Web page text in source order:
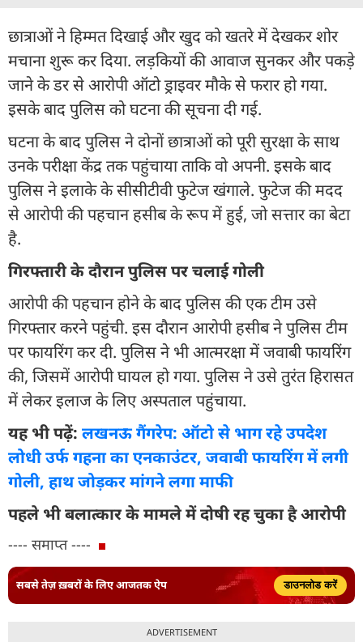
छात्राओं ने हिम्मत दिखाई और खुद को खतरे में देखकर शोर
मचाना शुरू कर दिया. लड़कियों की आवाज सुनकर और पकड़े
जाने के डर से आरोपी ऑटो ड्राइवर मौके से फरार हो गया.
इसके बाद पुलिस को घटना की सूचना दी गई.
घटना के बाद पुलिस ने दोनों छात्राओं को पूरी सुरक्षा के साथ
उनके परीक्षा केंद्र तक पहुंचाया ताकि वो अपनी. इसके बाद
पुलिस ने इलाके के सीसीटीवी फुटेज खंगाले. फुटेज की मदद
से आरोपी की पहचान हसीब के रूप में हुई, जो सत्तार का बेटा
है.
गिरफ्तारी के दौरान पुलिस पर चलाई गोली
आरोपी की पहचान होने के बाद पुलिस की एक टीम उसे
गिरफ्तार करने पहुंची. इस दौरान आरोपी हसीब ने पुलिस टीम
पर फायरिंग कर दी. पुलिस ने भी आत्मरक्षा में जवाबी फायरिंग
की, जिसमें आरोपी घायल हो गया. पुलिस ने उसे तुरंत हिरासत
में लेकर इलाज के लिए अस्पताल पहुंचाया.
यह भी पढ़ें: लखनऊ गैंगरेप: ऑटो से भाग रहे उपदेश
लोधी उर्फ गहना का एनकाउंटर, जवाबी फायरिंग में लगी
गोली, हाथ जोड़कर मांगने लगा माफी
पहले भी बलात्कार के मामले में दोषी रह चुका है आरोपी
---- समाप्त ----
सबसे तेज़ ख़बरों के लिए आजतक ऐप डाउनलोड करें
ADVERTISEMENT